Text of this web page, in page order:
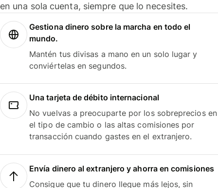
en una sola cuenta, siempre que lo necesites.
Gestiona dinero sobre la marcha en todo el
mundo.
Mantén tus divisas a mano en un solo lugar y
conviértelas en segundos.
Una tarjeta de débito internacional
No vuelvas a preocuparte por los sobreprecios en
el tipo de cambio o las altas comisiones por
transacción cuando gastes en el extranjero.
Envía dinero al extranjero y ahorra en comisiones
Consigue que tu dinero llegue más lejos, sin